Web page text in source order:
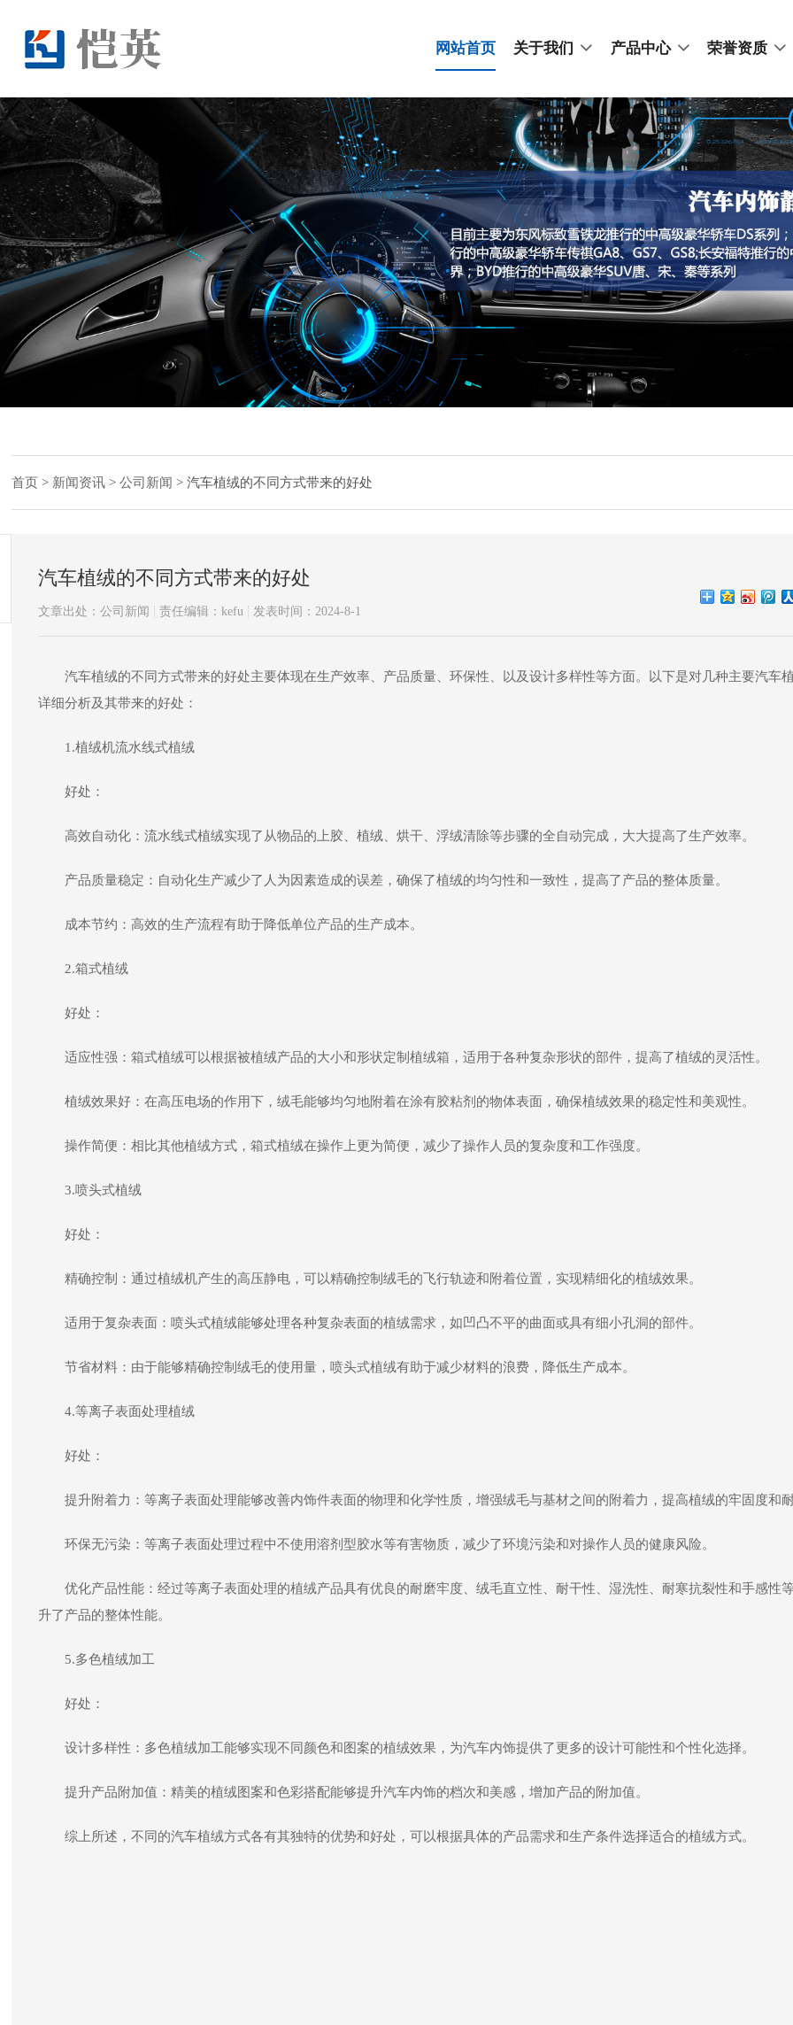
网站首页 关于我们 产品中心 荣誉资质
首页 > 新闻资讯 >公司新闻 >汽车植绒的不同方式带来的好处
汽车植绒的不同方式带来的好处
文章出处：公司新闻 责任编辑：kefu 发表时间：2024-8-1
汽车植绒的不同方式带来的好处主要体现在生产效率、产品质量、环保性、以及设计多样性等方面。以下是对几种主要汽车
详细分析及其带来的好处：
1.植绒机流水线式植绒
好处：
高效自动化：流水线式植绒实现了从物品的上胶、植绒、烘干、浮绒清除等步骤的全自动完成，大大提高了生产效率。
产品质量稳定：自动化生产减少了人为因素造成的误差，确保了植绒的均匀性和一致性，提高了产品的整体质量。
成本节约：高效的生产流程有助于降低单位产品的生产成本。
2.箱式植绒
好处：
适应性强：箱式植绒可以根据被植绒产品的大小和形状定制植绒箱，适用于各种复杂形状的部件，提高了植绒的灵活性。
植绒效果好：在高压电场的作用下，绒毛能够均匀地附着在涂有胶粘剂的物体表面，确保植绒效果的稳定性和美观性。
操作简便：相比其他植绒方式，箱式植绒在操作上更为简便，减少了操作人员的复杂度和工作强度。
3.喷头式植绒
好处：
精确控制：通过植绒机产生的高压静电，可以精确控制绒毛的飞行轨迹和附着位置，实现精细化的植绒效果。
适用于复杂表面：喷头式植绒能够处理各种复杂表面的植绒需求，如凹凸不平的曲面或具有细小孔洞的部件。
节省材料：由于能够精确控制绒毛的使用量，喷头式植绒有助于减少材料的浪费，降低生产成本。
4.等离子表面处理植绒
好处：
提升附着力：等离子表面处理能够改善内饰件表面的物理和化学性质，增强绒毛与基材之间的附着力，提高植绒的牢固度和
环保无污染：等离子表面处理过程中不使用溶剂型胶水等有害物质，减少了环境污染和对操作人员的健康风险。
优化产品性能：经过等离子表面处理的植绒产品具有优良的耐磨牢度、绒毛直立性、耐干性、湿洗性、耐寒抗裂性和手感性
升了产品的整体性能。
5.多色植绒加工
好处：
设计多样性：多色植绒加工能够实现不同颜色和图案的植绒效果，为汽车内饰提供了更多的设计可能性和个性化选择。
提升产品附加值：精美的植绒图案和色彩搭配能够提升汽车内饰的档次和美感，增加产品的附加值。
综上所述，不同的汽车植绒方式各有其独特的优势和好处，可以根据具体的产品需求和生产条件选择适合的植绒方式。